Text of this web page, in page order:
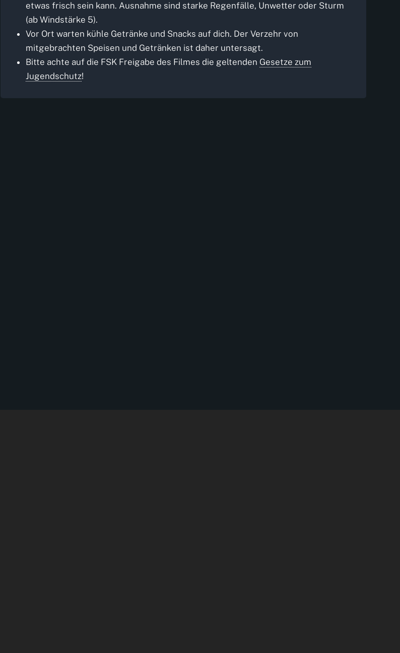
etwas frisch sein kann. Ausnahme sind starke Regenfälle, Unwetter oder Sturm
(ab Windstärke 5).
Vor Ort warten kühle Getränke und Snacks auf dich. Der Verzehr von
mitgebrachten Speisen und Getränken ist daher untersagt.
Bitte achte auf die FSK Freigabe des Filmes die geltenden Gesetze zum
Jugendschutz!